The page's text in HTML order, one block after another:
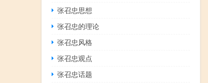
张召忠思想
张召忠的理论
张召忠风格
张召忠观点
张召忠话题